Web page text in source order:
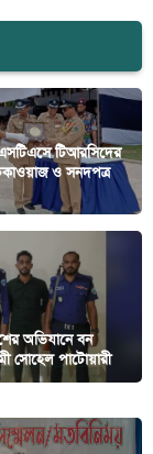
টিআরসিদের
ও সনদপত্র
অভিযানে বন
সোহেল পাটোয়ারী